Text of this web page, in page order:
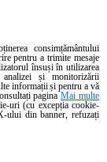
consimțământului
pentru a trimite mesaje
însuși în utilizarea
și monitorizării
informații și pentru a vă
paginaMai multe
uri (cu excepția cookie-
ului din banner, refuzați